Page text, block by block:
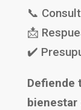
📞
📩
✔️
Defiende
bienestar